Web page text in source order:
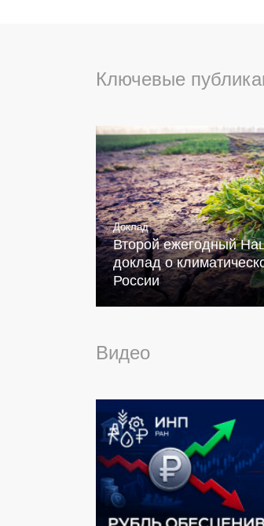
Ключевые
Доклад
Второй ежегодный
доклад о
России
Видео